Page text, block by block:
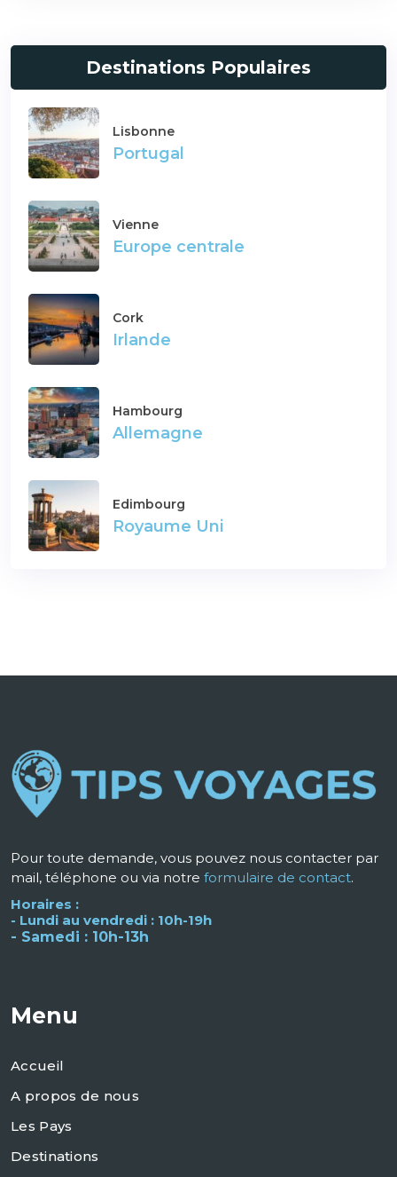
Destinations Populaires
Lisbonne
Portugal
Vienne
Europe centrale
Cork
Irlande
Hambourg
Allemagne
Edimbourg
Royaume Uni
Pour toute demande, vous pouvez nous contacter par
mail, téléphone ou via notre formulaire de contact.
Horaires :
- Lundi au vendredi : 10h-19h
- Samedi : 10h-13h
Menu
Accueil
A propos de nous
Les Pays
Destinations